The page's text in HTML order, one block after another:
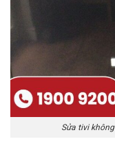
Sửa tivi